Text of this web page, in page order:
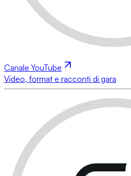
Canale YouTube
Video, format e racconti di gara